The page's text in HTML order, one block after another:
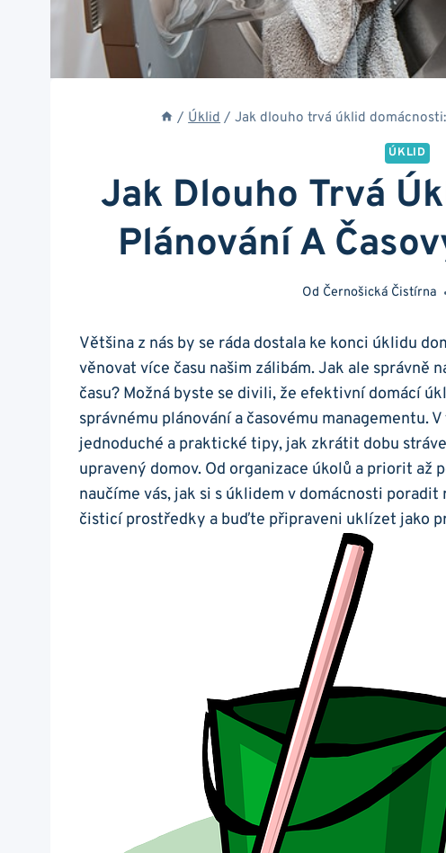
/ Úklid / Jak dlouho trvá úklid
ÚKLID
Jak Dlouho Trvá
Plánování A
Od Černošická Čistírna
Většina z nás by se ráda dostala ke konci úklidu
věnovat více času našim zálibám. Jak ale správně
času? Možná byste se divili, že efektivní domácí
správnému plánování a časovému managementu.
jednoduché a praktické tipy, jak zkrátit dobu
upravený domov. Od organizace úkolů a priorit
naučíme vás, jak si s úklidem v domácnosti
čisticí prostředky a buďte připraveni uklízet jako